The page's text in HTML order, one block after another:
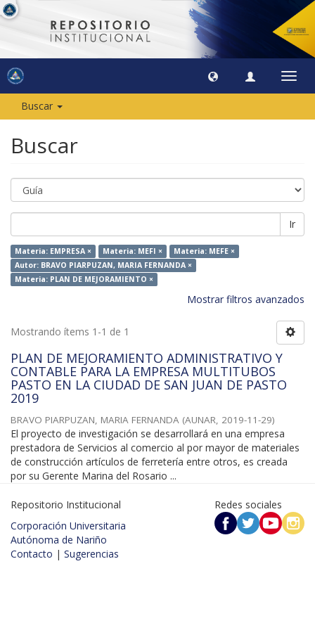
Buscar
Buscar
Ir
Materia: EMPRESA × Materia: MEFI ×
Materia: MEFE ×
Autor: BRAVO PIARPUZAN, MARIA FERNANDA ×
Materia: PLAN DE MEJORAMIENTO ×
Mostrar filtros avanzados
Mostrando ítems 1-1 de 1
PLAN DE MEJORAMIENTO ADMINISTRATIVO Y
CONTABLE PARA LA EMPRESA MULTITUBOS
PASTO EN LA CIUDAD DE SAN JUAN DE PASTO
2019
BRAVO PIARPUZAN, MARIA FERNANDA (AUNAR, 2019-11-29)
El proyecto de investigación se desarrollará en una empresa
prestadora de Servicios al comercio al por mayor de materiales
de construcción artículos de ferretería entre otros, es creada
por su Gerente Marina del Rosario ...
Repositorio Institucional
Corporación Universitaria
Autónoma de Nariño
Contacto | Sugerencias
Redes sociales